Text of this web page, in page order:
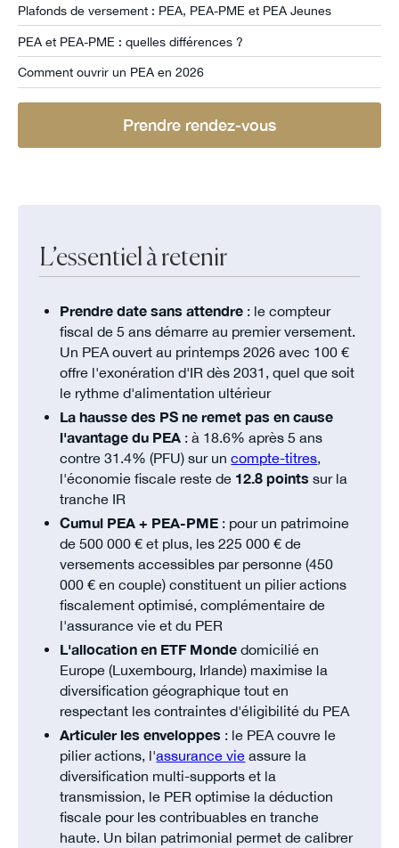
Plafonds de versement : PEA, PEA-PME et PEA Jeunes
PEA et PEA-PME : quelles différences ?
Comment ouvrir un PEA en 2026
Prendre rendez-vous
L’essentiel à retenir
Prendre date sans attendre : le compteur
fiscal de 5 ans démarre au premier versement.
Un PEA ouvert au printemps 2026 avec 100 €
offre l'exonération d'IR dès 2031, quel que soit
le rythme d'alimentation ultérieur
La hausse des PS ne remet pas en cause
l'avantage du PEA : à 18.6% après 5 ans
contre 31.4% (PFU) sur uncompte-titres,
l'économie fiscale reste de 12.8 points sur la
tranche IR
Cumul PEA + PEA-PME : pour un patrimoine
de 500 000 € et plus, les 225 000 € de
versements accessibles par personne (450
000 € en couple) constituent un pilier actions
fiscalement optimisé, complémentaire de
l'assurance vie et du PER
L'allocation en ETF Monde domicilié en
Europe (Luxembourg, Irlande) maximise la
diversification géographique tout en
respectant les contraintes d'éligibilité du PEA
Articuler les enveloppes : le PEA couvre le
pilier actions, l'assurance vie assure la
diversification multi-supports et la
transmission, le PER optimise la déduction
fiscale pour les contribuables en tranche
haute. Un bilan patrimonial permet de calibrer